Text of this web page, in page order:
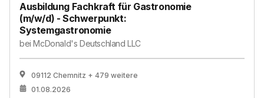
Ausbildung Fachkraft für Gastronomie
(m/w/d) - Schwerpunkt:
Systemgastronomie
beiMcDonald's Deutschland LLC
09112 Chemnitz + 479 weitere
01.08.2026